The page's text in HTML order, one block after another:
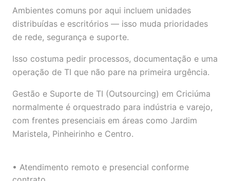
Ambientes comuns por aqui incluem unidades
distribuídas e escritórios — isso muda prioridades
de rede, segurança e suporte.
Isso costuma pedir processos, documentação e uma
operação de TI que não pare na primeira urgência.
Gestão e Suporte de TI (Outsourcing) em Criciúma
normalmente é orquestrado para indústria e varejo,
com frentes presenciais em áreas como Jardim
Maristela, Pinheirinho e Centro.
• Atendimento remoto e presencial conforme